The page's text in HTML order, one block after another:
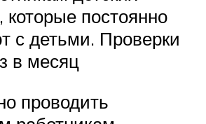
постоянно
с детьми. Проверки
в месяц
проводить